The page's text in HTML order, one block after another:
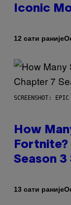
Iconic
12 сати раније
SCREENSHOT: EPIC
How
Season
13 сати раније